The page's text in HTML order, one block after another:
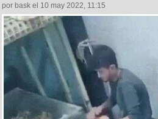
por bask el 10 may 2022, 11:15